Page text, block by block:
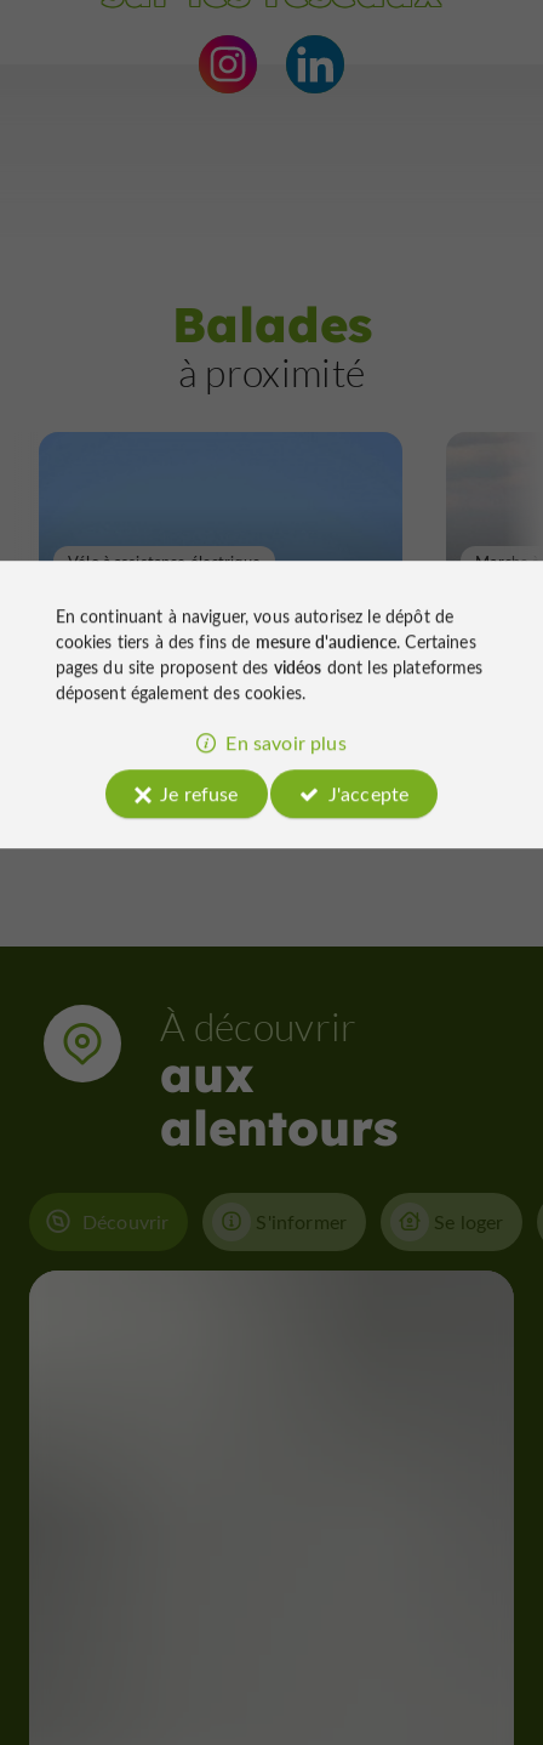
Balades
à proximité
Les villages perchés en VAE
Vélo à assistance électrique
Ville
Marche
À découvrir
aux
alentours
Découvrir S'informer Se loger
En continuant à naviguer, vous autorisez le dépôt de
cookies tiers à des fins de mesure d'audience. Certaines
pages du site proposent des vidéos dont les plateformes
déposent également des cookies.
En savoir plus
Je refuse
J'accepte